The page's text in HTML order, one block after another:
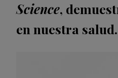
Science,
en nuestra salud.